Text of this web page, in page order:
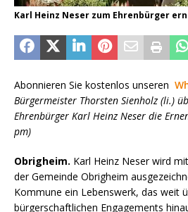
Karl Heinz Neser zum Ehrenbürger
Abonnieren Sie kostenlos unseren
Bürgermeister Thorsten Sienholz (li.)
Ehrenbürger Karl Heinz Neser die
pm)
Obrigheim. Karl Heinz Neser wird
der Gemeinde Obrigheim
Kommune ein Lebenswerk, das weit
bürgerschaftlichen Engagements